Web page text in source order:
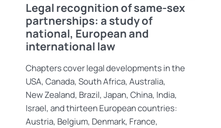
Legal recognition of same-sex
partnerships: a study of
national, European and
international law
Chapters cover legal developments in the
USA, Canada, South Africa, Australia,
New Zealand, Brazil, Japan, China, India,
Israel, and thirteen European countries:
Austria, Belgium, Denmark, France,